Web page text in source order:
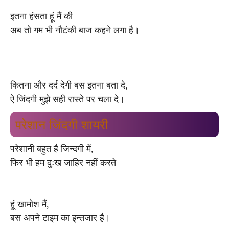
इतना हंसता हूं मैं की
अब तो गम भी नौटंकी बाज कहने लगा है।
कितना और दर्द देगी बस इतना बता दे,
ऐ जिंदगी मुझे सही रास्ते पर चला दे।
परेशान जिंदगी शायरी
परेशानी बहुत है जिन्दगी में,
फिर भी हम दुःख जाहिर नहीं करते
हूं खामोश मैं,
बस अपने टाइम का इन्तजार है।